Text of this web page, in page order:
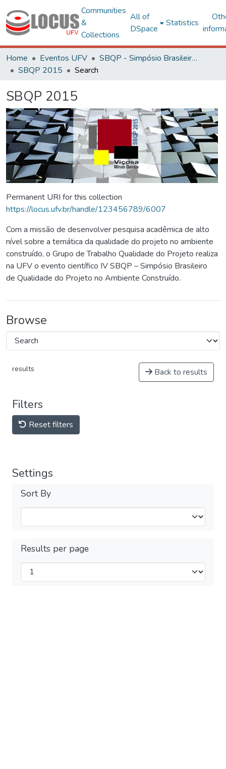
Communities
&
Collections
All of
DSpace
Statistics
Home Eventos UFV
SBQP - Simpósio Brasileiro de Qualidade do Projeto no Ambiente Construído
SBQP 2015
Search
SBQP 2015
Permanent URI for this collection
https://locus.ufv.br/handle/123456789/6007
Com a missão de desenvolver pesquisa acadêmica de alto
nível sobre a temática da qualidade do projeto no ambiente
construído, o Grupo de Trabalho Qualidade do Projeto realiza
na UFV o evento científico IV SBQP – Simpósio Brasileiro
de Qualidade do Projeto no Ambiente Construído.
Browse
results Back to results
Filters
Reset filters
Settings
Sort By
Results per page